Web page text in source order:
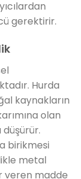
gerektirir.
Hurda
kaynakların
olan
düşürür.
birikmesi
metal
veren madde